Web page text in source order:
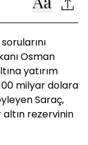
Osman
yatırım
milyar dolara
Saraç,
rezervinin